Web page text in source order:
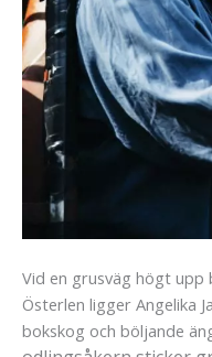
Vid en grusväg högt upp
Österlen ligger Angelika
bokskog och böljande